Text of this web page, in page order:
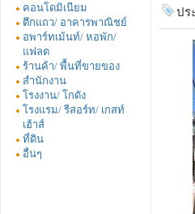
คอนโดมิเนียม
ตึกแถว/ อาคารพาณิชย์
อพาร์ทเม้นท์/ หอพัก/
แฟลต
ร้านค้า/ พื้นที่ขายของ
สำนักงาน
โรงงาน/ โกดัง
โรงแรม/ รีสอร์ท/ เกสท์
เฮ้าส์
ที่ดิน
อื่นๆ
ปร